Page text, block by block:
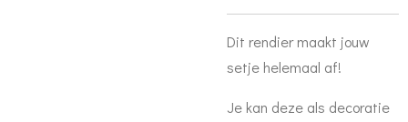
Dit rendier maakt jouw
setje helemaal af!
Je kan deze als decoratie